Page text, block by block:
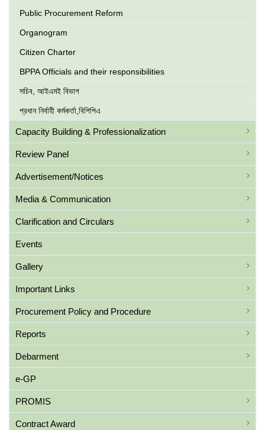
Public Procurement Reform
Organogram
Citizen Charter
BPPA Officials and their responsibilities
সচিব, আইএমই বিভাগ
প্রধান নির্বাহী কর্মকর্তা,বিপিপিএ
Capacity Building & Professionalization
Review Panel
Advertisement/Notices
Media & Communication
Clarification and Circulars
Events
Gallery
Important Links
Procurement Policy and Procedure
Reports
Debarment
e-GP
PROMIS
Contract Award